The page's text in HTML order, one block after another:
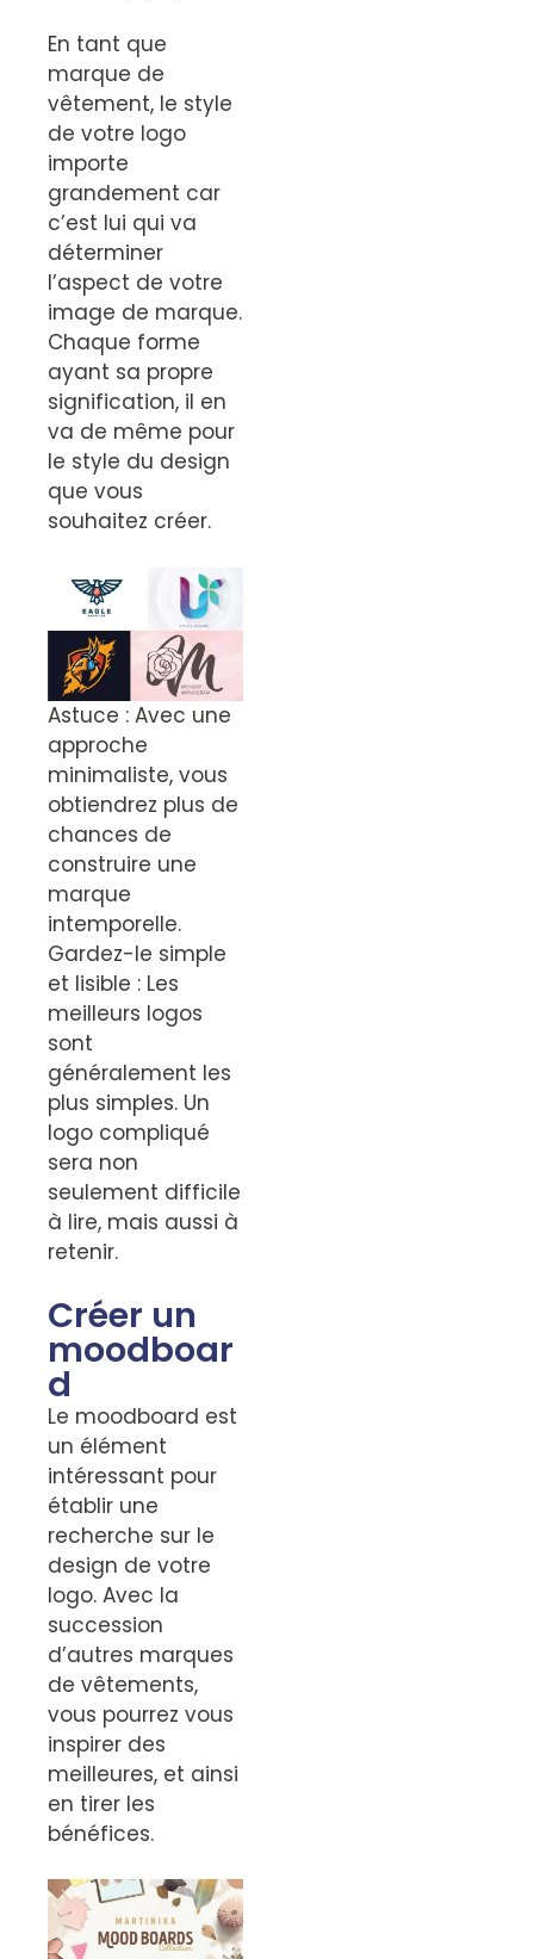
En tant que
marque de
vêtement, le style
de votre logo
importe
grandement car
c’est lui qui va
déterminer
l’aspect de votre
image de marque.
Chaque forme
ayant sa propre
signification, il en
va de même pour
le style du design
que vous
souhaitez créer.
Astuce : Avec une
approche
minimaliste, vous
obtiendrez plus de
chances de
construire une
marque
intemporelle.
Gardez-le simple
et lisible : Les
meilleurs logos
sont
généralement les
plus simples. Un
logo compliqué
sera non
seulement difficile
à lire, mais aussi à
retenir.
Créer un
moodboar
d
Le moodboard est
un élément
intéressant pour
établir une
recherche sur le
design de votre
logo. Avec la
succession
d’autres marques
de vêtements,
vous pourrez vous
inspirer des
meilleures, et ainsi
en tirer les
bénéfices.